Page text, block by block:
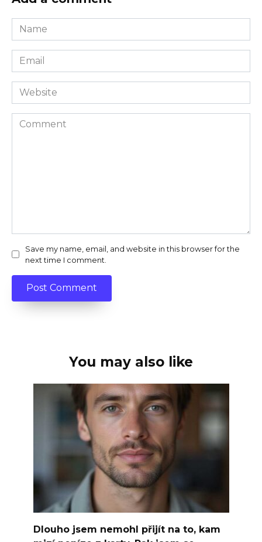
Name
*
Email
*
Website
Comment
Save my name, email, and website in this browser for the
next time I comment.
You may also like
Dlouho jsem nemohl přijít na to, kam